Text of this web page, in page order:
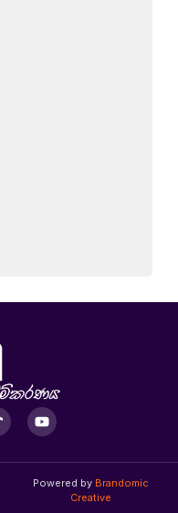
Powered by Brandomic
Creative